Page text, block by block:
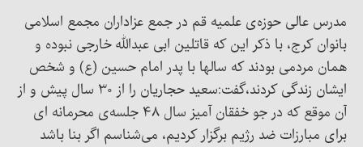
مدرس عالی حوزه‌ی علمیه قم در جمع عزاداران مجمع اسلامی
بانوان کرج، با ذکر این که قاتلین ابی عبدالله خارجی نبوده و
همان مردمی بودند که سالها با پدر امام حسین (ع) و شخص
ایشان ‌زندگی کردند،‌گفت:‌سعید حجاریان را از ۳۰ سال پیش و از
آن موقع که در جو خفقان آمیز سال ۴۸ جلسه‌ی محرمانه ای
برای مبارزات ضد رژیم برگزار کردیم، می‌شناسم اگر بنا باشد